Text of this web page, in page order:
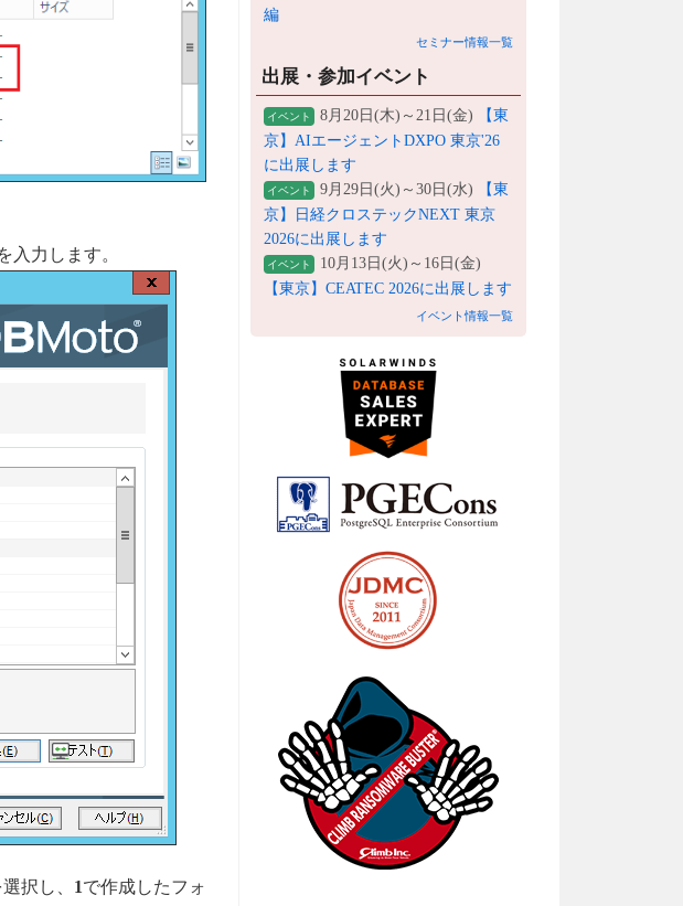
入力します。
択し、 1で作成したフォ
編
セミナー情報一覧
出展・参加イベント
イベント 8月20日(木)～21日(金)
【東
京】AIエージェントDXPO 東京'26
に出展します
イベント 9月29日(火)～30日(水)
【東
京】日経クロステックNEXT 東京
2026に出展します
イベント
10月13日(火)～16日(金)
【東京】CEATEC 2026に出展します
イベント情報一覧